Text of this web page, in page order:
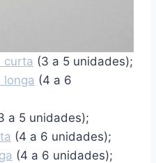
curta (3 a 5 unidades);
longa (4 a 6
a 5 unidades);
(4 a 6 unidades);
(4 a 6 unidades);